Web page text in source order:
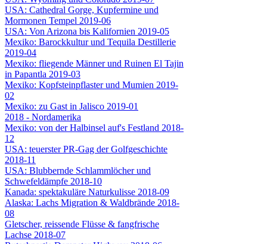
USA: Cathedral Gorge, Kupfermine und
Mormonen Tempel 2019-06
USA: Von Arizona bis Kalifornien 2019-05
Mexiko: Barockkultur und Tequila Destillerie
2019-04
Mexiko: fliegende Männer und Ruinen El Tajin
in Papantla 2019-03
Mexiko: Kopfsteinpflaster und Mumien 2019-
02
Mexiko: zu Gast in Jalisco 2019-01
2018 - Nordamerika
Mexiko: von der Halbinsel auf's Festland 2018-
12
USA: teuerster PR-Gag der Golfgeschichte
2018-11
USA: Blubbernde Schlammlöcher und
Schwefeldämpfe 2018-10
Kanada: spektakuläre Naturkulisse 2018-09
Alaska: Lachs Migration & Waldbrände 2018-
08
Gletscher, reissende Flüsse & fangfrische
Lachse 2018-07